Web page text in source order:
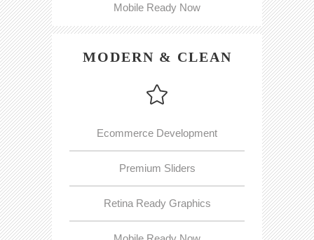
Mobile Ready Now
MODERN & CLEAN
Ecommerce Development
Premium Sliders
Retina Ready Graphics